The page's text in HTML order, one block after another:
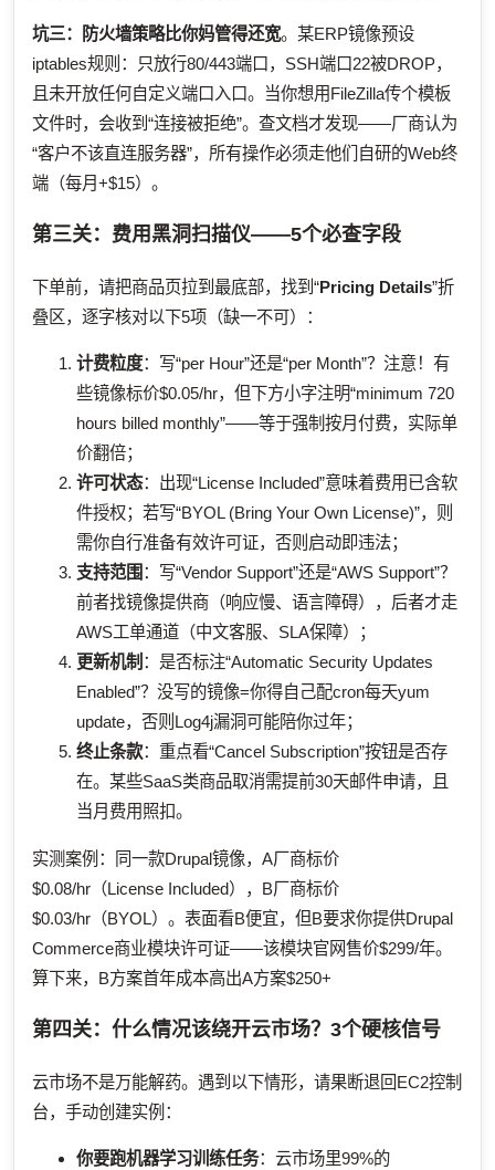
坑三：防火墙策略比你妈管得还宽。某ERP镜像预设
iptables规则：只放行80/443端口，SSH端口22被DROP，
且未开放任何自定义端口入口。当你想用FileZilla传个模板
文件时，会收到“连接被拒绝”。查文档才发现——厂商认为
“客户不该直连服务器”，所有操作必须走他们自研的Web终
端（每月+$15）。
第三关：费用黑洞扫描仪——5个必查字段
下单前，请把商品页拉到最底部，找到“Pricing Details”折
叠区，逐字核对以下5项（缺一不可）：
计费粒度：写“per Hour”还是“per Month”？注意！有
些镜像标价$0.05/hr，但下方小字注明“minimum 720
hours billed monthly”——等于强制按月付费，实际单
价翻倍；
许可状态：出现“License Included”意味着费用已含软
件授权；若写“BYOL (Bring Your Own License)”，则
需你自行准备有效许可证，否则启动即违法；
支持范围 ：写“Vendor Support”还是“AWS Support”？
前者找镜像提供商（响应慢、语言障碍），后者才走
AWS工单通道（中文客服、SLA保障）；
更新机制 ：是否标注“Automatic Security Updates
Enabled”？没写的镜像=你得自己配cron每天yum
update，否则Log4j漏洞可能陪你过年；
终止条款：重点看“Cancel Subscription”按钮是否存
在。某些SaaS类商品取消需提前30天邮件申请，且
当月费用照扣。
实测案例：同一款Drupal镜像，A厂商标价
$0.08/hr（License Included），B厂商标价
$0.03/hr（BYOL）。表面看B便宜，但B要求你提供Drupal
Commerce商业模块许可证——该模块官网售价$299/年。
算下来，B方案首年成本高出A方案$250+
第四关：什么情况该绕开云市场？3个硬核信号
云市场不是万能解药。遇到以下情形，请果断退回EC2控制
台，手动创建实例：
你要跑机器学习训练任务：云市场里99%的